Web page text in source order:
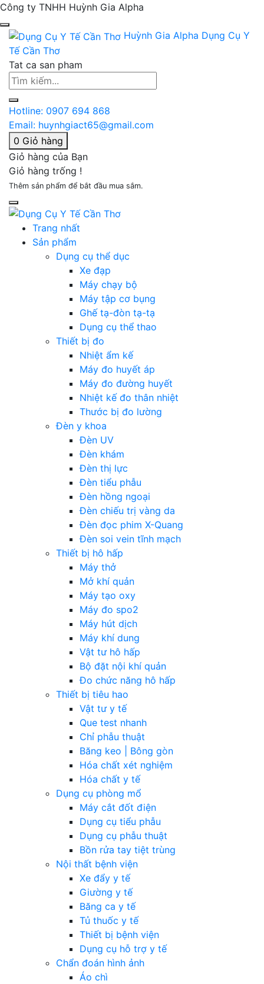
Công ty TNHH Huỳnh Gia Alpha
Huỳnh Gia Alpha Dụng Cụ Y
Tế Cần Thơ
Tat ca san pham
Hotline: 0907 694 868
Email: huynhgiact65@gmail.com
0 Giỏ hàng
Giỏ hàng của Bạn
Giỏ hàng trống !
Thêm sản phẩm để bắt đầu mua sắm.
Trang nhất
Sản phẩm
Dụng cụ thể dục
Xe đạp
Máy chạy bộ
Máy tập cơ bụng
Ghế tạ-đòn tạ-tạ
Dụng cụ thể thao
Thiết bị đo
Nhiệt ẩm kế
Máy đo huyết áp
Máy đo đường huyết
Nhiệt kế đo thân nhiệt
Thước bị đo lường
Đèn y khoa
Đèn UV
Đèn khám
Đèn thị lực
Đèn tiểu phẫu
Đèn hồng ngoại
Đèn chiếu trị vàng da
Đèn đọc phim X-Quang
Đèn soi vein tĩnh mạch
Thiết bị hô hấp
Máy thở
Mở khí quản
Máy tạo oxy
Máy đo spo2
Máy hút dịch
Máy khí dung
Vật tư hô hấp
Bộ đặt nội khí quản
Đo chức năng hô hấp
Thiết bị tiêu hao
Vật tư y tế
Que test nhanh
Chỉ phẫu thuật
Băng keo | Bông gòn
Hóa chất xét nghiệm
Hóa chất y tế
Dụng cụ phòng mổ
Máy cắt đốt điện
Dụng cụ tiểu phẫu
Dụng cụ phẫu thuật
Bồn rửa tay tiệt trùng
Nội thất bệnh viện
Xe đẩy y tế
Giường y tế
Băng ca y tế
Tủ thuốc y tế
Thiết bị bệnh viện
Dụng cụ hỗ trợ y tế
Chẩn đoán hình ảnh
Áo chì